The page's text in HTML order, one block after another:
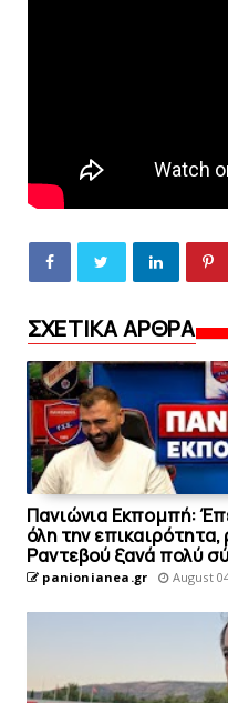
ΣΧΕΤΙΚΑ ΑΡΘΡΑ
Πανιώνια Εκπομπή:
όλη την
Ραντεβού ξανά πολύ
panionianea.gr August